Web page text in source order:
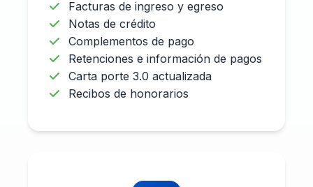
Facturas de ingreso y egreso
Notas de crédito
Complementos de pago
Retenciones e información de pagos
Carta porte 3.0 actualizada
Recibos de honorarios